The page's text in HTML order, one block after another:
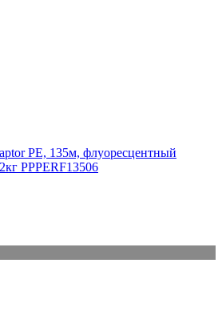
PE, 135м, флуоресцентный
PPPERF13506